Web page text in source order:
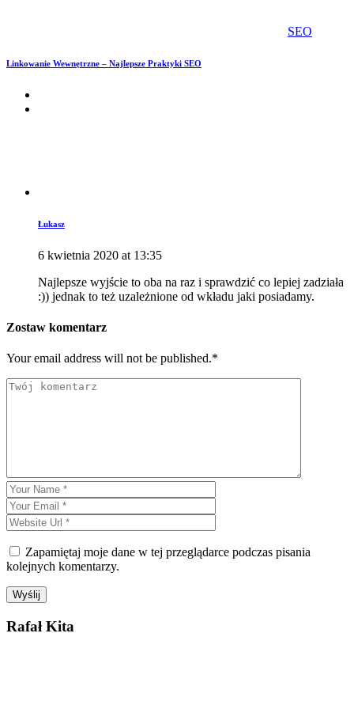
SEO
Linkowanie Wewnętrzne – Najlepsze Praktyki SEO
Łukasz
6 kwietnia 2020 at 13:35
Najlepsze wyjście to oba na raz i sprawdzić co lepiej zadziała
:)) jednak to też uzależnione od wkładu jaki posiadamy.
Zostaw komentarz
Your email address will not be published.*
Zapamiętaj moje dane w tej przeglądarce podczas pisania
kolejnych komentarzy.
Rafał Kita